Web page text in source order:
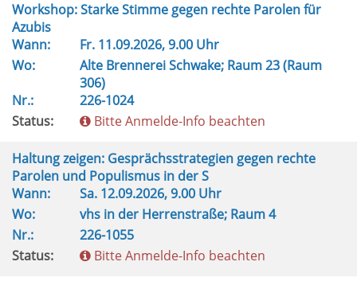
Workshop: Starke Stimme gegen rechte Parolen für
Azubis
Wann:
Fr. 11.09.2026, 9.00 Uhr
Wo:
Alte Brennerei Schwake; Raum 23 (Raum
306)
Nr.:
226-1024
Status:
Bitte Anmelde-Info beachten
Haltung zeigen: Gesprächsstrategien gegen rechte
Parolen und Populismus in der S
Wann:
Sa. 12.09.2026, 9.00 Uhr
Wo:
vhs in der Herrenstraße; Raum 4
Nr.:
226-1055
Status:
Bitte Anmelde-Info beachten